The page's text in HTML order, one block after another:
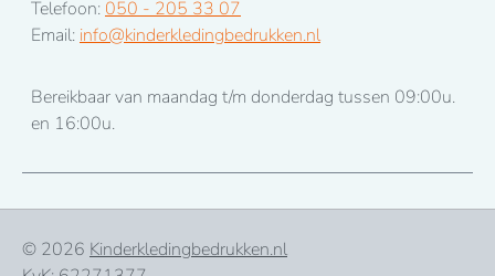
Telefoon: 050 - 205 33 07
Email: info@kinderkledingbedrukken.nl
Bereikbaar van maandag t/m donderdag tussen 09:00u.
en 16:00u.
© 2026 Kinderkledingbedrukken.nl